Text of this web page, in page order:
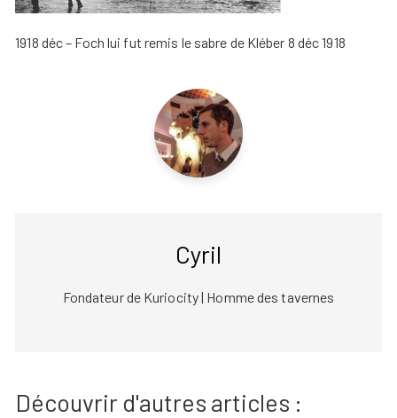
1918 déc – Foch lui fut remis le sabre de Kléber 8 déc 1918
Cyril
Fondateur de Kuriocity | Homme des tavernes
Découvrir d'autres articles :